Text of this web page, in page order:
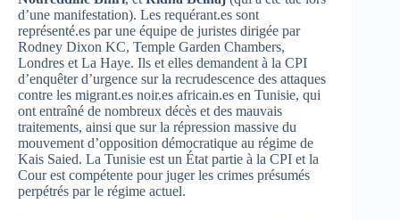
d’une manifestation). Les requérant.es sont
représenté.es par une équipe de juristes dirigée par
Rodney Dixon KC, Temple Garden Chambers,
Londres et La Haye. Ils et elles demandent à la CPI
d’enquêter d’urgence sur la recrudescence des attaques
contre les migrant.es noir.es africain.es en Tunisie, qui
ont entraîné de nombreux décès et des mauvais
traitements, ainsi que sur la répression massive du
mouvement d’opposition démocratique au régime de
Kais Saied. La Tunisie est un État partie à la CPI et la
Cour est compétente pour juger les crimes présumés
perpétrés par le régime actuel.